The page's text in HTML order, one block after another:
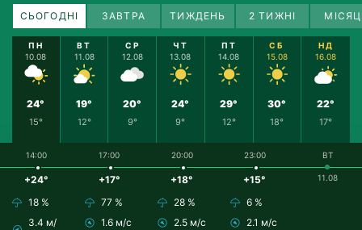
СЬОГОДНІ ЗАВТРА ТИЖДЕНЬ 2 ТИЖНІ
ПН
10.08
24°
15°
ВТ
11.08
19°
12°
СР
12.08
20°
9°
ЧТ
13.08
24°
9°
ПТ
14.08
29°
12°
СБ
15.08
30°
18°
НД
16.08
22°
17°
14:00
+24°
18 %
3.4 м/
17:00
+17°
77 %
1.6 м/с
20:00
+18°
28 %
2.5 м/с
23:00
+15°
6 %
2.1 м/с
ВТ
11.08